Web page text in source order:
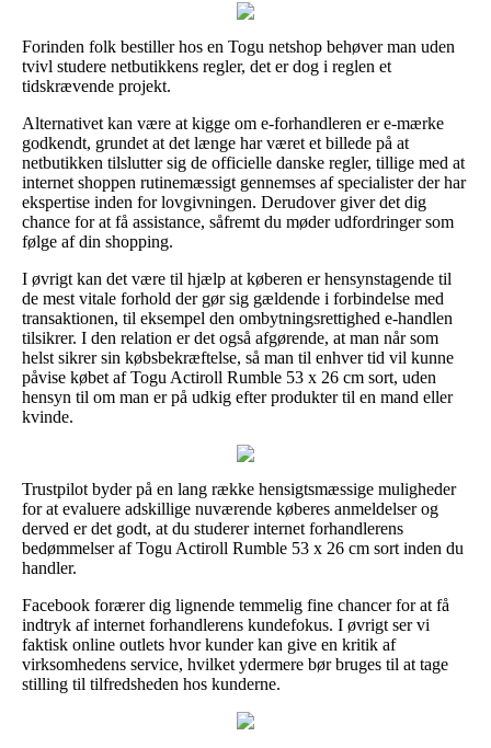
Forinden folk bestiller hos en Togu netshop behøver man uden
tvivl studere netbutikkens regler, det er dog i reglen et
tidskrævende projekt.
Alternativet kan være at kigge om e-forhandleren er e-mærke
godkendt, grundet at det længe har været et billede på at
netbutikken tilslutter sig de officielle danske regler, tillige med at
internet shoppen rutinemæssigt gennemses af specialister der har
ekspertise inden for lovgivningen. Derudover giver det dig
chance for at få assistance, såfremt du møder udfordringer som
følge af din shopping.
I øvrigt kan det være til hjælp at køberen er hensynstagende til
de mest vitale forhold der gør sig gældende i forbindelse med
transaktionen, til eksempel den ombytningsrettighed e-handlen
tilsikrer. I den relation er det også afgørende, at man når som
helst sikrer sin købsbekræftelse, så man til enhver tid vil kunne
påvise købet af Togu Actiroll Rumble 53 x 26 cm sort, uden
hensyn til om man er på udkig efter produkter til en mand eller
kvinde.
Trustpilot byder på en lang række hensigtsmæssige muligheder
for at evaluere adskillige nuværende køberes anmeldelser og
derved er det godt, at du studerer internet forhandlerens
bedømmelser af Togu Actiroll Rumble 53 x 26 cm sort inden du
handler.
Facebook forærer dig lignende temmelig fine chancer for at få
indtryk af internet forhandlerens kundefokus. I øvrigt ser vi
faktisk online outlets hvor kunder kan give en kritik af
virksomhedens service, hvilket ydermere bør bruges til at tage
stilling til tilfredsheden hos kunderne.